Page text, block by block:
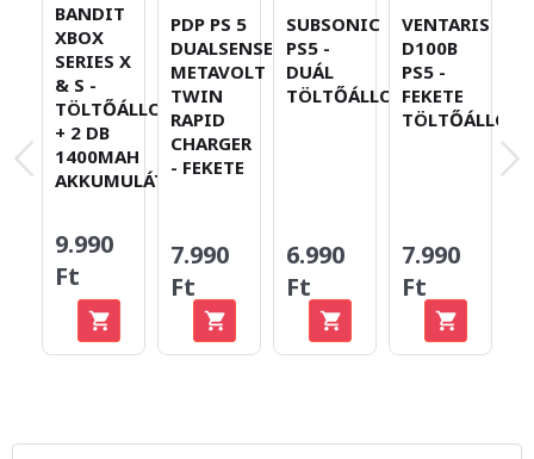
BANDIT
XBOX
SERIES X
& S -
TÖLTŐÁLLOMÁS
+ 2 DB
1400MAH
AKKUMULÁTOR
9.990
Ft
PDP PS 5
DUALSENSE
METAVOLT
TWIN
RAPID
CHARGER
- FEKETE
7.990
Ft
SUBSONIC
PS5 -
DUÁL
TÖLTŐÁLLOMÁS
6.990
Ft
VENTARIS
D100B
PS5 -
FEKETE
7.990
Ft